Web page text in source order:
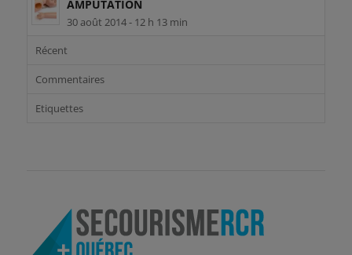
AMPUTATION
30 août 2014 - 12 h 13 min
Récent
Commentaires
Etiquettes